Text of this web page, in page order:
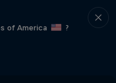
of America
?